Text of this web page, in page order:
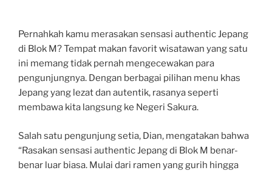
Pernahkah kamu merasakan sensasi authentic Jepang
di Blok M? Tempat makan favorit wisatawan yang satu
ini memang tidak pernah mengecewakan para
pengunjungnya. Dengan berbagai pilihan menu khas
Jepang yang lezat dan autentik, rasanya seperti
membawa kita langsung ke Negeri Sakura.
Salah satu pengunjung setia, Dian, mengatakan bahwa
“Rasakan sensasi authentic Jepang di Blok M benar-
benar luar biasa. Mulai dari ramen yang gurih hingga